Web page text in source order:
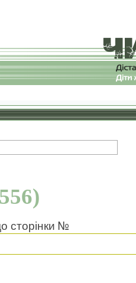
сторінки №